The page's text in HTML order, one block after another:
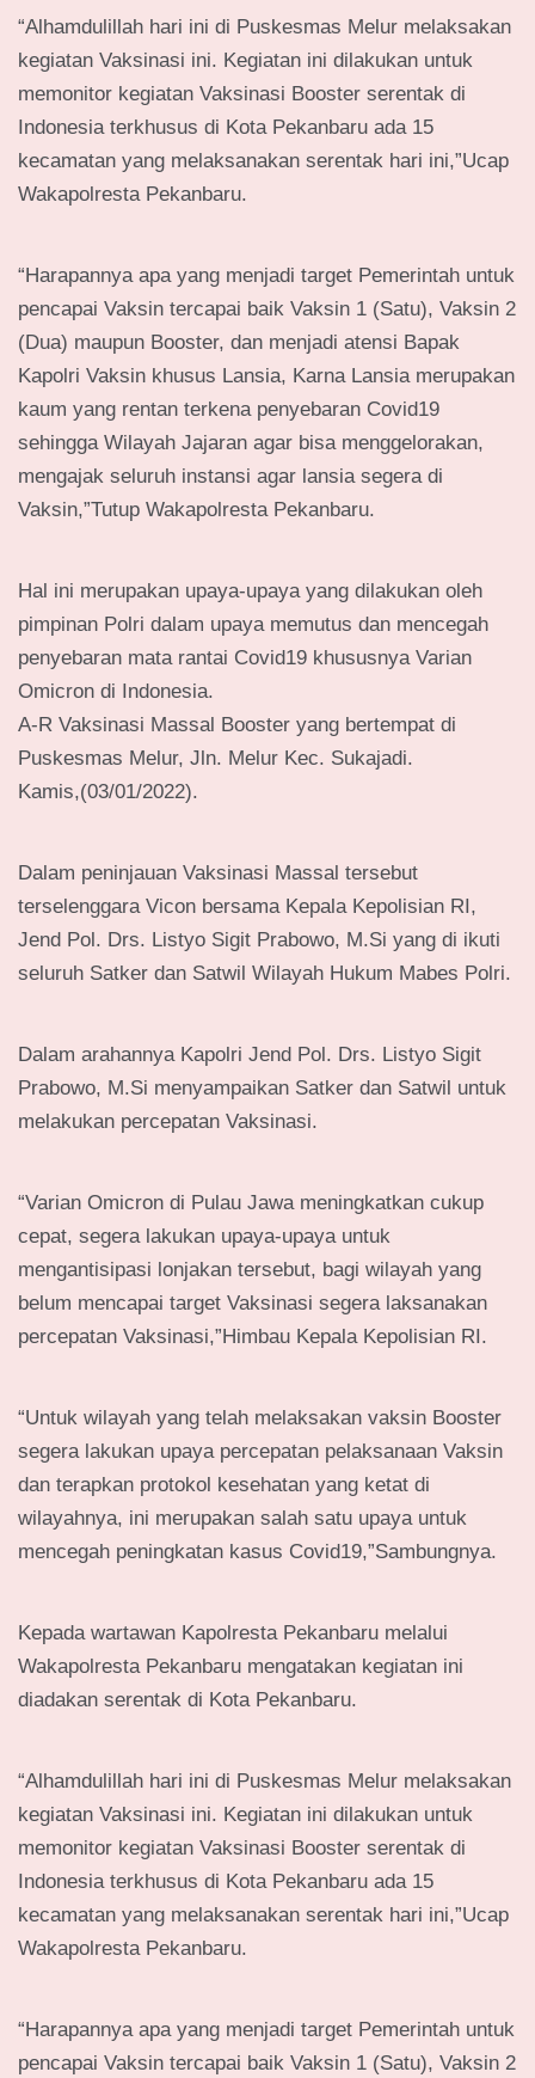
“Alhamdulillah hari ini di Puskesmas Melur melaksakan
kegiatan Vaksinasi ini. Kegiatan ini dilakukan untuk
memonitor kegiatan Vaksinasi Booster serentak di
Indonesia terkhusus di Kota Pekanbaru ada 15
kecamatan yang melaksanakan serentak hari ini,”Ucap
Wakapolresta Pekanbaru.
“Harapannya apa yang menjadi target Pemerintah untuk
pencapai Vaksin tercapai baik Vaksin 1 (Satu), Vaksin 2
(Dua) maupun Booster, dan menjadi atensi Bapak
Kapolri Vaksin khusus Lansia, Karna Lansia merupakan
kaum yang rentan terkena penyebaran Covid19
sehingga Wilayah Jajaran agar bisa menggelorakan,
mengajak seluruh instansi agar lansia segera di
Vaksin,”Tutup Wakapolresta Pekanbaru.
Hal ini merupakan upaya-upaya yang dilakukan oleh
pimpinan Polri dalam upaya memutus dan mencegah
penyebaran mata rantai Covid19 khususnya Varian
Omicron di Indonesia.
A-R Vaksinasi Massal Booster yang bertempat di
Puskesmas Melur, Jln. Melur Kec. Sukajadi.
Kamis,(03/01/2022).
Dalam peninjauan Vaksinasi Massal tersebut
terselenggara Vicon bersama Kepala Kepolisian RI,
Jend Pol. Drs. Listyo Sigit Prabowo, M.Si yang di ikuti
seluruh Satker dan Satwil Wilayah Hukum Mabes Polri.
Dalam arahannya Kapolri Jend Pol. Drs. Listyo Sigit
Prabowo, M.Si menyampaikan Satker dan Satwil untuk
melakukan percepatan Vaksinasi.
“Varian Omicron di Pulau Jawa meningkatkan cukup
cepat, segera lakukan upaya-upaya untuk
mengantisipasi lonjakan tersebut, bagi wilayah yang
belum mencapai target Vaksinasi segera laksanakan
percepatan Vaksinasi,”Himbau Kepala Kepolisian RI.
“Untuk wilayah yang telah melaksakan vaksin Booster
segera lakukan upaya percepatan pelaksanaan Vaksin
dan terapkan protokol kesehatan yang ketat di
wilayahnya, ini merupakan salah satu upaya untuk
mencegah peningkatan kasus Covid19,”Sambungnya.
Kepada wartawan Kapolresta Pekanbaru melalui
Wakapolresta Pekanbaru mengatakan kegiatan ini
diadakan serentak di Kota Pekanbaru.
“Alhamdulillah hari ini di Puskesmas Melur melaksakan
kegiatan Vaksinasi ini. Kegiatan ini dilakukan untuk
memonitor kegiatan Vaksinasi Booster serentak di
Indonesia terkhusus di Kota Pekanbaru ada 15
kecamatan yang melaksanakan serentak hari ini,”Ucap
Wakapolresta Pekanbaru.
“Harapannya apa yang menjadi target Pemerintah untuk
pencapai Vaksin tercapai baik Vaksin 1 (Satu), Vaksin 2